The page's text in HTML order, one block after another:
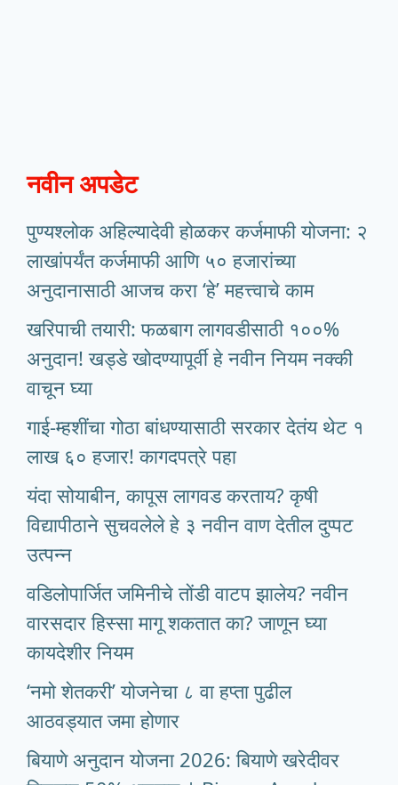
नवीन अपडेट
पुण्यश्लोक अहिल्यादेवी होळकर कर्जमाफी योजना: २
लाखांपर्यंत कर्जमाफी आणि ५० हजारांच्या
अनुदानासाठी आजच करा ‘हे’ महत्त्वाचे काम
खरिपाची तयारी: फळबाग लागवडीसाठी १००%
अनुदान! खड्डे खोदण्यापूर्वी हे नवीन नियम नक्की
वाचून घ्या
गाई-म्हशींचा गोठा बांधण्यासाठी सरकार देतंय थेट १
लाख ६० हजार! कागदपत्रे पहा
यंदा सोयाबीन, कापूस लागवड करताय? कृषी
विद्यापीठाने सुचवलेले हे ३ नवीन वाण देतील दुप्पट
उत्पन्न
वडिलोपार्जित जमिनीचे तोंडी वाटप झालेय? नवीन
वारसदार हिस्सा मागू शकतात का? जाणून घ्या
कायदेशीर नियम
‘नमो शेतकरी’ योजनेचा ८ वा हप्ता पुढील
आठवड्यात जमा होणार
बियाणे अनुदान योजना 2026: बियाणे खरेदीवर